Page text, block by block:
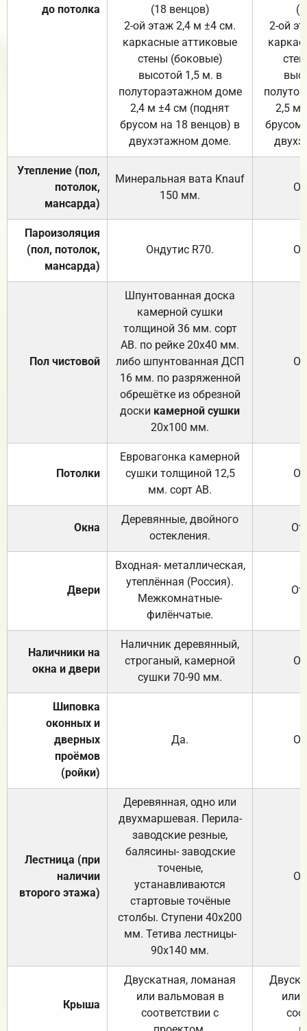
до потолка
(18 венцов)
2-ой этаж 2,4 м ±4 см.
каркасные аттиковые
стены (боковые)
высотой 1,5 м. в
полутораэтажном доме
2,4 м ±4 см (поднят
брусом на 18 венцов) в
двухэтажном доме.
2-ой
2,5 м
брусом
Утепление (пол,
потолок,
мансарда)
Минеральная вата Knauf
150 мм.
Пароизоляция
(пол, потолок,
мансарда)
Ондутис R70.
Пол чистовой
Шпунтованная доска
камерной сушки
толщиной 36 мм. сорт
АВ. по рейке 20х40 мм.
либо шпунтованная ДСП
16 мм. по разряженной
обрешётке из обрезной
доски камерной сушки
20х100 мм.
Потолки
Евровагонка камерной
сушки толщиной 12,5
мм. сорт АВ.
Окна
Деревянные, двойного
остекления.
Двери
Входная- металлическая,
утеплённая (Россия).
Межкомнатные-
филёнчатые.
Наличники на
окна и двери
Наличник деревянный,
строганый, камерной
сушки 70-90 мм.
Шиповка
оконных и
дверных
проёмов
(ройки)
Да.
Лестница (при
наличии
второго этажа)
Деревянная, одно или
двухмаршевая. Перила-
заводские резные,
балясины- заводские
точеные,
устанавливаются
стартовые точёные
столбы. Ступени 40х200
мм. Тетива лестницы-
90х140 мм.
Крыша
Двускатная, ломаная
или вальмовая в
соответствии с
или